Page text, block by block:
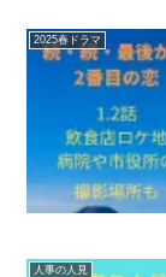
2025春ドラマ
人事の人見